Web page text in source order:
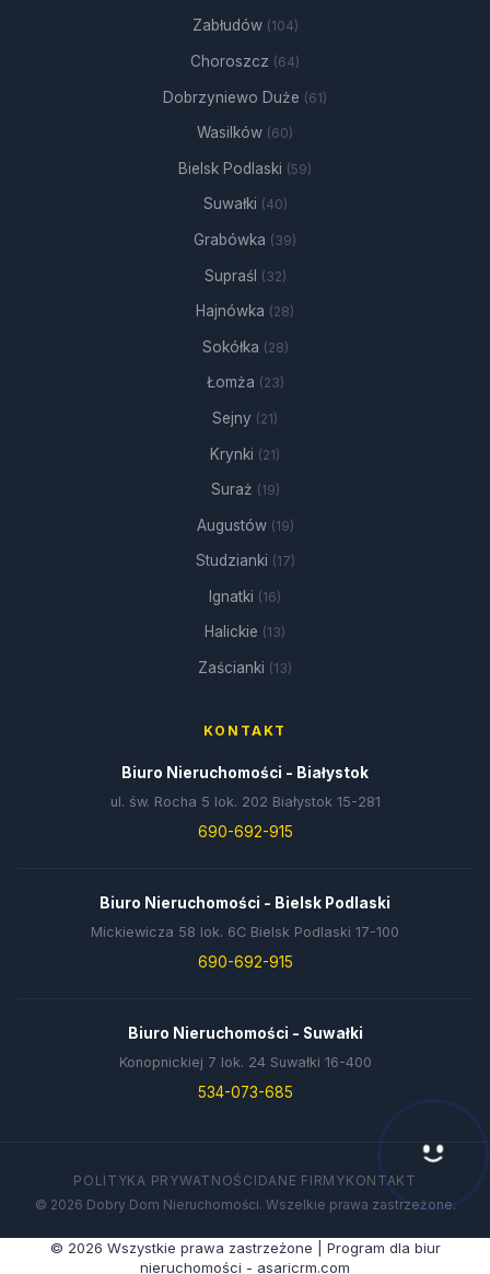
Zabłudów (104)
Choroszcz (64)
Dobrzyniewo Duże (61)
Wasilków (60)
Bielsk Podlaski (59)
Suwałki (40)
Grabówka (39)
Supraśl (32)
Hajnówka (28)
Sokółka (28)
Łomża (23)
Sejny (21)
Krynki (21)
Suraż (19)
Augustów (19)
Studzianki (17)
Ignatki (16)
Halickie (13)
Zaścianki (13)
KONTAKT
Biuro Nieruchomości - Białystok
ul. św. Rocha 5 lok. 202 Białystok 15-281
690-692-915
Biuro Nieruchomości - Bielsk Podlaski
Mickiewicza 58 lok. 6C Bielsk Podlaski 17-100
690-692-915
Biuro Nieruchomości - Suwałki
Konopnickiej 7 lok. 24 Suwałki 16-400
534-073-685
POLITYKA PRYWATNOŚCI DANE FIRMYKONTAKT
© 2026 Dobry Dom Nieruchomości. Wszelkie prawa zastrzeżone.
© 2026 Wszystkie prawa zastrzeżone | Program dla biur
nieruchomości - asaricrm.com